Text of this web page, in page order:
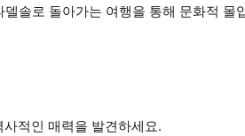
솔로 돌아가는 여행을 통해 문화적 몰
적인 매력을 발견하세요.